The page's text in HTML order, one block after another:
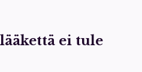
ei tule